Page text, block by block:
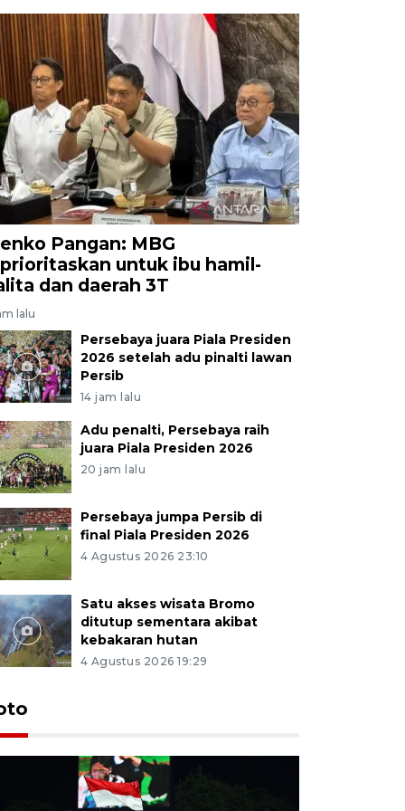
Pangan: MBG
untuk ibu hamil-
dan daerah 3T
lalu
Persebaya juara Piala Presiden
2026 setelah adu pinalti lawan
Persib
14 jam lalu
Adu penalti, Persebaya raih
juara Piala Presiden 2026
20 jam lalu
Persebaya jumpa Persib di
final Piala Presiden 2026
4 Agustus 2026 23:10
Satu akses wisata Bromo
ditutup sementara akibat
kebakaran hutan
4 Agustus 2026 19:29